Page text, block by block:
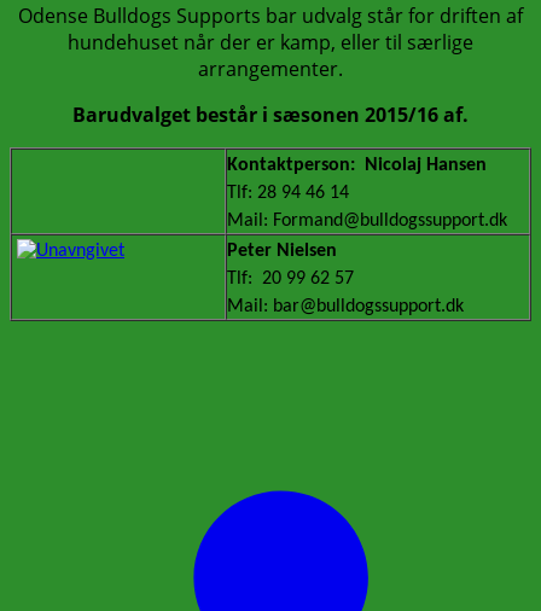
Odense Bulldogs Supports bar udvalg står for driften af
hundehuset når der er kamp, eller til særlige
arrangementer.
Barudvalget består i sæsonen 2015/16 af.
Kontaktperson:
Nicolaj Hansen
Tlf: 28 94 46 14
Mail: Formand@bulldogssupport.dk
Peter Nielsen
Tlf: 20 99 62 57
Mail: bar@bulldogssupport.dk